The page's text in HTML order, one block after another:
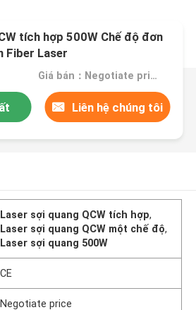
tích hợp 500W Chế độ đơn
Fiber Laser
Giá bán：Negotiate price
Liên hệ chúng tôi
Laser sợi quang QCW tích hợp,
Laser sợi quang QCW một chế độ,
Laser sợi quang 500W
CE
Negotiate price